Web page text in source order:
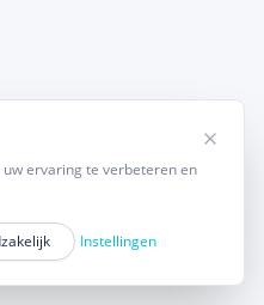
ervaring te verbeteren en
Instellingen